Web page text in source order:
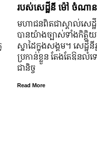
របស់សេដ្ឋីនី ម៉ៅ ចំណាន
មហាជន​ពិតជា​ស្គាល់​សេ
បាន​យ៉ាង​ច្បាស់​ទាំង​កិត្តិ
ស្នាដៃ​ក្នុង​សង្គម។ សេដ្ឋី​
ប្រកាន់​ខ្លួន តែងតែ​ឱនលំ
ជានិច្ច
Read More